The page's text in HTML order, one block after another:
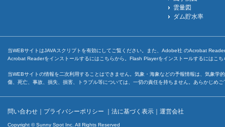
雲量図
ダム貯水率
当WEBサイトはJAVAスクリプトを有効にしてご覧ください。また、Adobe社 のAcrobat
Acrobat Readerをインストールするには こちらから。Flash Playerをインストールするには こち
当WEBサイトの情報を二次利用することはできません。気象・海象などの予報情報は、気象
傷、死亡、事故、損失、損害、トラブル等については、一切の責任を持ちません。あらかじめ
問い合わせ ｜ プライバシーポリシー ｜ 法に基づく表示 ｜ 運営会社
Copyright © Sunny Spot Inc. All Rights Reserved